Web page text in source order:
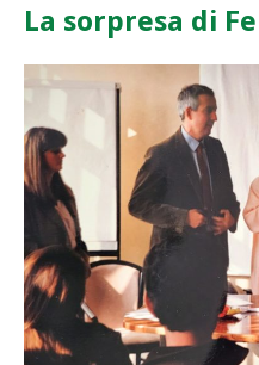
La sorpresa di